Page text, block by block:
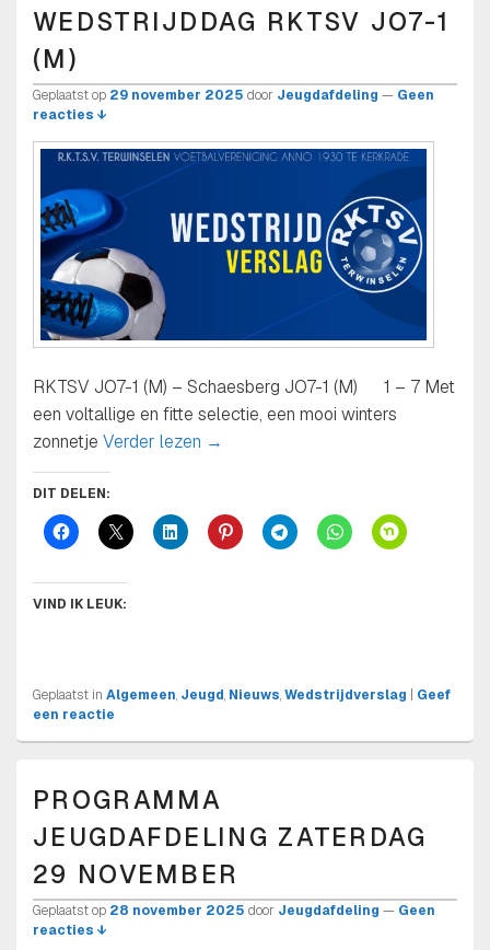
WEDSTRIJDDAG RKTSV JO7-1
(M)
Geplaatst op 29 november 2025 door Jeugdafdeling — Geen
reacties ↓
RKTSV JO7-1 (M) – Schaesberg JO7-1 (M) 1 – 7 Met
een voltallige en fitte selectie, een mooi winters
zonnetje Verder lezen Zaterdag 29-11-2025 5e
→
DIT DELEN:
VIND IK LEUK:
Geplaatst in Algemeen, Jeugd, Nieuws,Wedstrijdverslag
Geef
een reactie
PROGRAMMA
JEUGDAFDELING ZATERDAG
29 NOVEMBER
Geplaatst op 28 november 2025 door Jeugdafdeling — Geen
reacties ↓